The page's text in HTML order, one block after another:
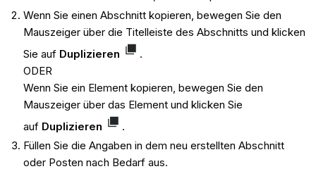
Wenn Sie einen Abschnitt kopieren, bewegen Sie den
Mauszeiger über die Titelleiste des Abschnitts und klicken
Sie auf Duplizieren
.
ODER
Wenn Sie ein Element kopieren, bewegen Sie den
Mauszeiger über das Element und klicken Sie
auf Duplizieren
.
Füllen Sie die Angaben in dem neu erstellten Abschnitt
oder Posten nach Bedarf aus.